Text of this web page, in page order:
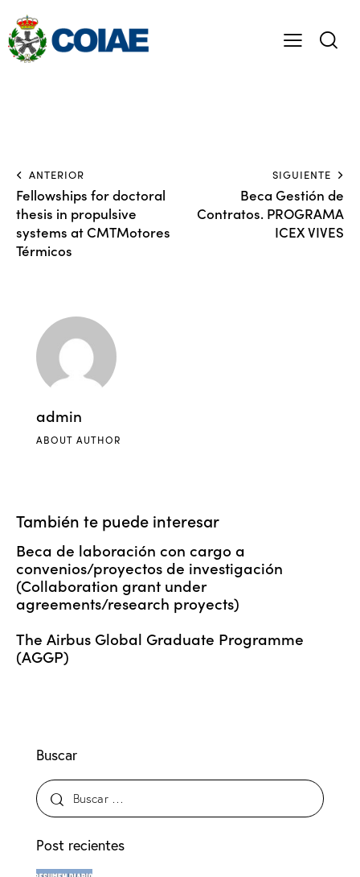
ANTERIOR
Fellowships for doctoral
thesis in propulsive
systems at CMTMotores
Térmicos
SIGUIENTE
Beca Gestión de
Contratos. PROGRAMA
ICEX VIVES
admin
ABOUT AUTHOR
También te puede interesar
Beca de laboración con cargo a
convenios/proyectos de investigación
(Collaboration grant under
agreements/research proyects)
The Airbus Global Graduate Programme
(AGGP)
Buscar
Post recientes